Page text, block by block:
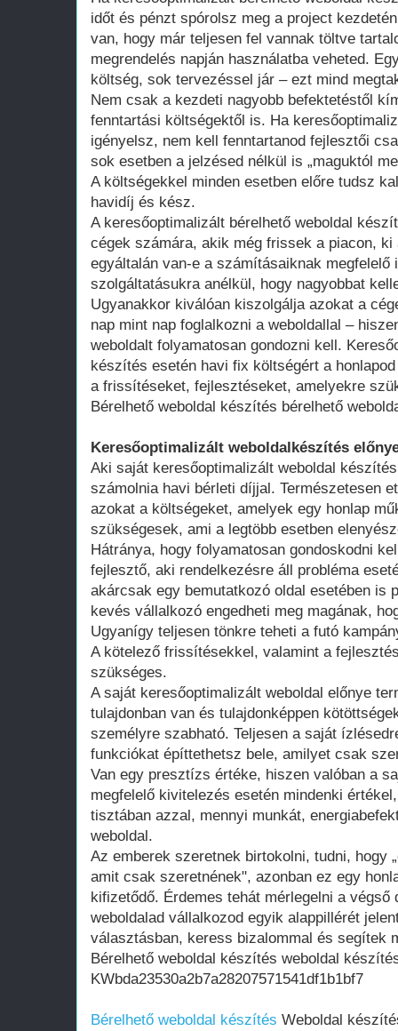
időt és pénzt spórolsz meg a project
van, hogy már teljesen fel vannak töltve
megrendelés napján használatba veheted.
költség, sok tervezéssel jár – ezt mind
Nem csak a kezdeti nagyobb befektetéstől
fenntartási költségektől is. Ha
igényelsz, nem kell fenntartanod fejlesztői
sok esetben a jelzésed nélkül is „maguktól
A költségekkel minden esetben előre tudsz
havidíj és kész.
A keresőoptimalizált bérelhető weboldal
cégek számára, akik még frissek a piacon, ki
egyáltalán van-e a számításaiknak megfelelő
szolgáltatásukra anélkül, hogy nagyobbat
Ugyanakkor kiválóan kiszolgálja azokat a
nap mint nap foglalkozni a weboldallal –
weboldalt folyamatosan gondozni kell.
készítés esetén havi fix költségért a
a frissítéseket, fejlesztéseket, amelyekre
Bérelhető weboldal készítés bérelhető
Keresőoptimalizált weboldalkészítés
Aki saját keresőoptimalizált weboldal
számolnia havi bérleti díjjal. Természetesen
azokat a költségeket, amelyek egy honlap
szükségesek, ami a legtöbb esetben
Hátránya, hogy folyamatosan gondoskodni
fejlesztő, aki rendelkezésre áll probléma
akárcsak egy bemutatkozó oldal esetében is
kevés vállalkozó engedheti meg magának,
Ugyanígy teljesen tönkre teheti a futó
A kötelező frissítésekkel, valamint a
szükséges.
A saját keresőoptimalizált weboldal előnye
tulajdonban van és tulajdonképpen
személyre szabható. Teljesen a saját
funkciókat építtethetsz bele, amilyet csak
Van egy presztízs értéke, hiszen valóban a
megfelelő kivitelezés esetén mindenki
tisztában azzal, mennyi munkát,
weboldal.
Az emberek szeretnek birtokolni, tudni, hogy
amit csak szeretnének", azonban ez egy
kifizetődő. Érdemes tehát mérlegelni a végső
weboldalad vállalkozod egyik alappillérét
választásban, keress bizalommal és segítek
Bérelhető weboldal készítés weboldal
KWbda23530a2b7a28207571541df1b1bf7
Bérelhető weboldal készítés Weboldal